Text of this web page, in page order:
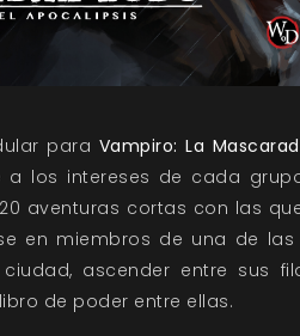
para Vampiro: La
a los intereses de cada
aventuras cortas con las
en miembros de una de las
ascender entre sus
de poder entre ellas.